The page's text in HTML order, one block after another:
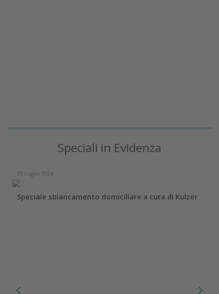
Speciali in Evidenza
20 Luglio 2026
Speciale sbiancamento domiciliare a cura di Kulzer